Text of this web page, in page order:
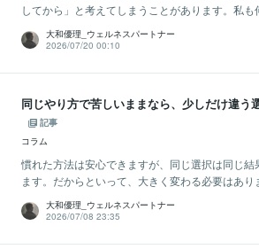
してから」と考えてしまうことがあります。私も
大和優理_ウェルネスパートナー
2026/07/20 00:10
同じやり方で苦しいままなら、少しだけ違う
記事
コラム
慣れた方法は安心できますが、同じ選択は同じ結
ます。だからといって、大きく変わる必要はあり
大和優理_ウェルネスパートナー
2026/07/08 23:35